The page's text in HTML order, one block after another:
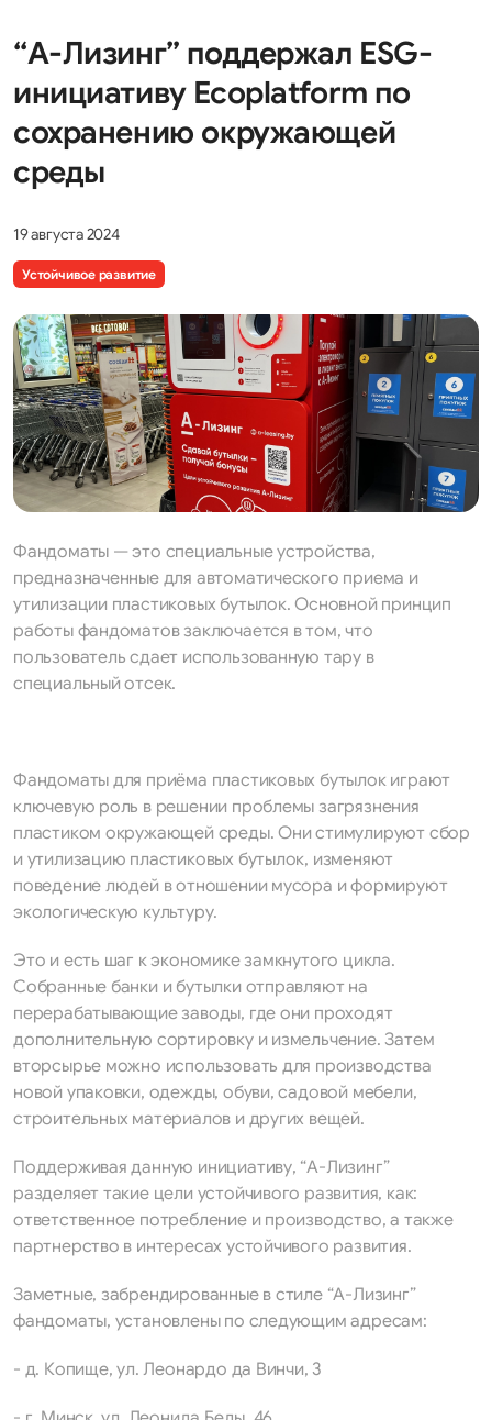
“А-Лизинг” поддержал ESG-
инициативу Ecoplatform по
сохранению окружающей
среды
Устойчивое развитие
19 августа 2024
Фандоматы — это специальные устройства,
предназначенные для автоматического приема и
утилизации пластиковых бутылок. Основной принцип
работы фандоматов заключается в том, что
пользователь сдает использованную тару в
специальный отсек.
Фандоматы для приёма пластиковых бутылок играют
ключевую роль в решении проблемы загрязнения
пластиком окружающей среды. Они стимулируют сбор
и утилизацию пластиковых бутылок, изменяют
поведение людей в отношении мусора и формируют
экологическую культуру.
Это и есть шаг к экономике замкнутого цикла.
Собранные банки и бутылки отправляют на
перерабатывающие заводы, где они проходят
дополнительную сортировку и измельчение. Затем
вторсырье можно использовать для производства
новой упаковки, одежды, обуви, садовой мебели,
строительных материалов и других вещей.
Поддерживая данную инициативу, “А-Лизинг”
разделяет такие цели устойчивого развития, как:
ответственное потребление и производство, а также
партнерство в интересах устойчивого развития.
Заметные, забрендированные в стиле “А-Лизинг”
фандоматы, установлены по следующим адресам:
- д. Копище, ул. Леонардо да Винчи, 3